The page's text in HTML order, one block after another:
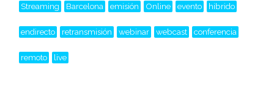
Streaming Barcelona emisión Online evento hibrido
endirecto retransmisión webinar webcast conferencia
remoto live